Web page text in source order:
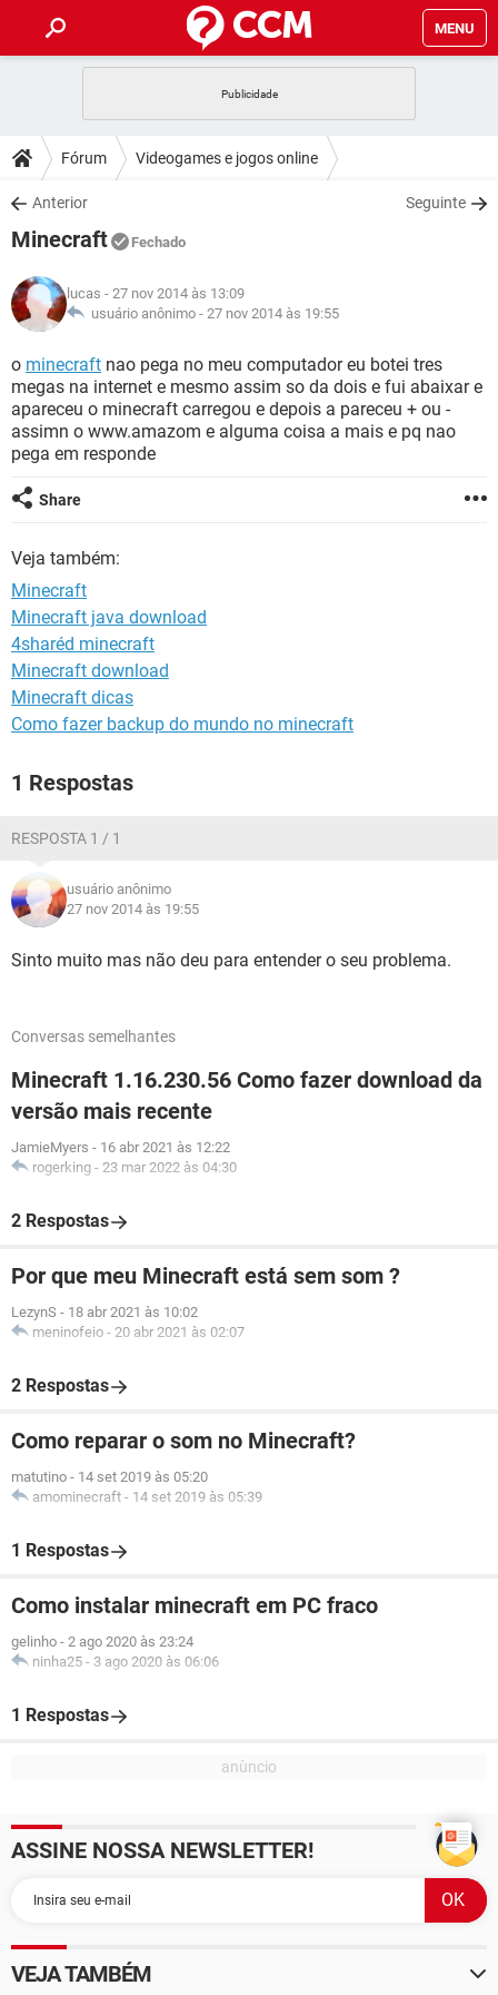
MENU
CELULAR FACEBOOK
OUTLOOK
INSTAGRAM
GUIA DE COMPRAS
DICAS
JOGOS WHATSAPP
INSTAGRAM
GUIA DE COMPRAS
DOWNLOADS
JOGOS
CELULAR
OUTLOOK EXCEL
INSTAGRAM
GUIA DE COMPRAS
JOGOS
CELULAR
OUTLOOK EXCEL
INSTAGRAM GMAIL
GUIA DE COMPRAS
GLOSSÁRIO
JOGOS WHATSAPP
CELULAR FACEBOOK
OUTLOOK EXCEL
INSTAGRAM
GUIA DE COMPRAS
Fórum Videogames e jogos online
Anterior Seguinte
Minecraft Fechado
lucas - 27 nov 2014 às 13:09
usuário anônimo - 27 nov 2014 às 19:55
o minecraft nao pega no meu computador eu botei tres
megas na internet e mesmo assim so da dois e fui abaixar e
apareceu o minecraft carregou e depois a pareceu + ou -
assimn o www.amazom e alguma coisa a mais e pq nao
pega em responde
Share
Veja também:
Minecraft
Minecraft java download
4sharéd minecraft
Minecraft download
Minecraft dicas
Como fazer backup do mundo no minecraft
1 Respostas
RESPOSTA 1 / 1
usuário anônimo
27 nov 2014 às 19:55
Sinto muito mas não deu para entender o seu problema.
Conversas semelhantes
Minecraft 1.16.230.56 Como fazer download da
versão mais recente
JamieMyers - 16 abr 2021 às 12:22
rogerking - 23 mar 2022 às 04:30
2 Respostas
Por que meu Minecraft está sem som ?
LezynS - 18 abr 2021 às 10:02
meninofeio - 20 abr 2021 às 02:07
2 Respostas
Como reparar o som no Minecraft?
matutino - 14 set 2019 às 05:20
amominecraft - 14 set 2019 às 05:39
1 Respostas
Como instalar minecraft em PC fraco
gelinho - 2 ago 2020 às 23:24
ninha25 - 3 ago 2020 às 06:06
1 Respostas
ASSINE NOSSA NEWSLETTER!
VEJA TAMBÉM